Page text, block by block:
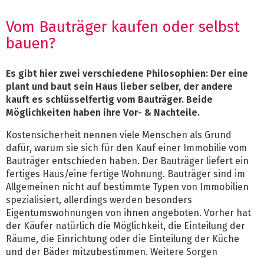
Vom Bauträger kaufen oder selbst
bauen?
Es gibt hier zwei verschiedene Philosophien: Der eine
plant und baut sein Haus lieber selber, der andere
kauft es schlüsselfertig vom Bauträger. Beide
Möglichkeiten haben ihre Vor- & Nachteile.
Kostensicherheit nennen viele Menschen als Grund
dafür, warum sie sich für den Kauf einer Immobilie vom
Bauträger entschieden haben. Der Bauträger liefert ein
fertiges Haus/eine fertige Wohnung. Bauträger sind im
Allgemeinen nicht auf bestimmte Typen von Immobilien
spezialisiert, allerdings werden besonders
Eigentumswohnungen von ihnen angeboten. Vorher hat
der Käufer natürlich die Möglichkeit, die Einteilung der
Räume, die Einrichtung oder die Einteilung der Küche
und der Bäder mitzubestimmen. Weitere Sorgen